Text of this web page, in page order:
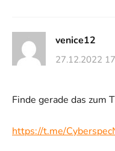
venice12
27.12.2022
Finde gerade das zum
https://t.me/